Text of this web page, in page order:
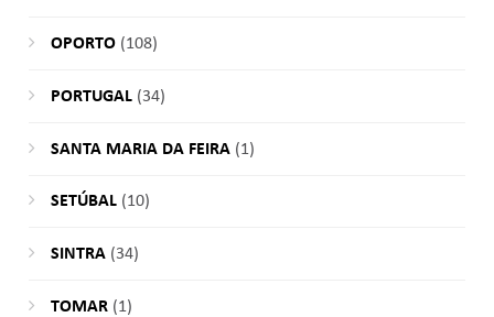
OPORTO(108)
PORTUGAL(34)
SANTA MARIA DA FEIRA(1)
SETÚBAL(10)
SINTRA(34)
TOMAR(1)